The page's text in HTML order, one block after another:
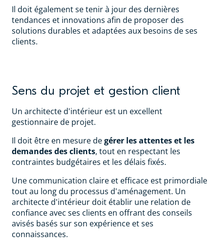
Il doit également se tenir à jour des dernières
tendances et innovations afin de proposer des
solutions durables et adaptées aux besoins de ses
clients.
Sens du projet et gestion client
Un architecte d'intérieur est un excellent
gestionnaire de projet.
Il doit être en mesure degérer les attentes et les
demandes des clients, tout en respectant les
contraintes budgétaires et les délais fixés.
Une communication claire et efficace est primordiale
tout au long du processus d'aménagement. Un
architecte d'intérieur doit établir une relation de
confiance avec ses clients en offrant des conseils
avisés basés sur son expérience et ses
connaissances.